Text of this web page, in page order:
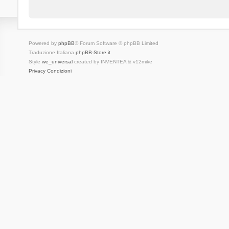
Powered by phpBB® Forum Software © phpBB Limited
Traduzione Italiana phpBB-Store.it
Style we_universalcreated by INVENTEA & v12mike
Privacy Condizioni